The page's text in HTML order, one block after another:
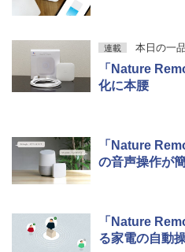
連載 本日の一品
「Nature
化に本腰
「Nature
の音声操作が
「Nature
る家電の自動